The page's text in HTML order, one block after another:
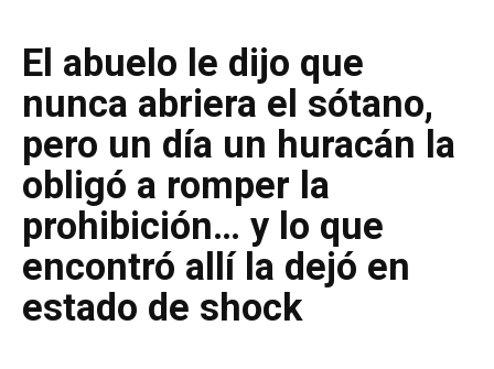
El abuelo le dijo que
nunca abriera el sótano,
pero un día un huracán la
obligó a romper la
prohibición… y lo que
encontró allí la dejó en
estado de shock